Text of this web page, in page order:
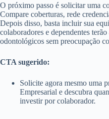
O próximo passo é solicitar uma
Compare coberturas, rede
Depois disso, basta incluir sua
colaboradores e dependentes
odontológicos sem preocupação
CTA sugerido:
Solicite agora mesmo uma
Empresarial e descubra
investir por colaborador.